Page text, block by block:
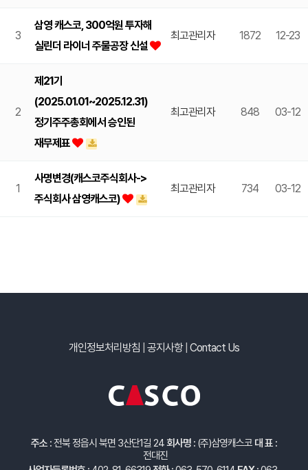
3
삼영 캐스코, 300억원 투자해
실린더 라이너 주물공장 신설
최고관리자 1872 12-23
2
제21기
(2025.01.01~2025.12.31)
정기주주총회에서 승인된
재무제표
최고관리자 848 03-12
1
사명변경(캐스코주식회사->
주식회사 삼영캐스코)
최고관리자 734 03-12
개인정보처리방침 공지사항| Contact Us
주소 :전북 정읍시 북면 3산단1길 24회사명 : (주)삼영캐스코 대 표 :
전대진